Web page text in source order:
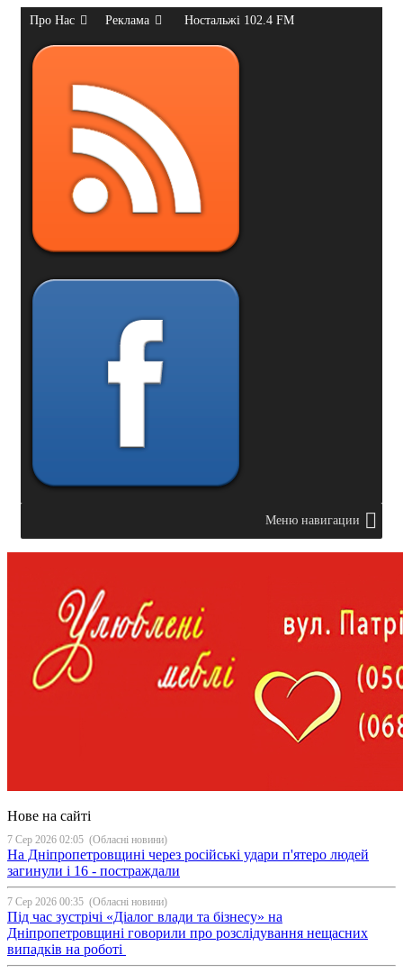
Про Нас Реклама Ностальжі 102.4 FM
Меню навигации
Нове на сайті
7 Сер 2026 02:05 (Обласні новини)
На Дніпропетровщині через російські удари п'ятеро людей
загинули і 16 - постраждали
7 Сер 2026 00:35 (Обласні новини)
Під час зустрічі «Діалог влади та бізнесу» на
Дніпропетровщині говорили про розслідування нещасних
випадків на роботі